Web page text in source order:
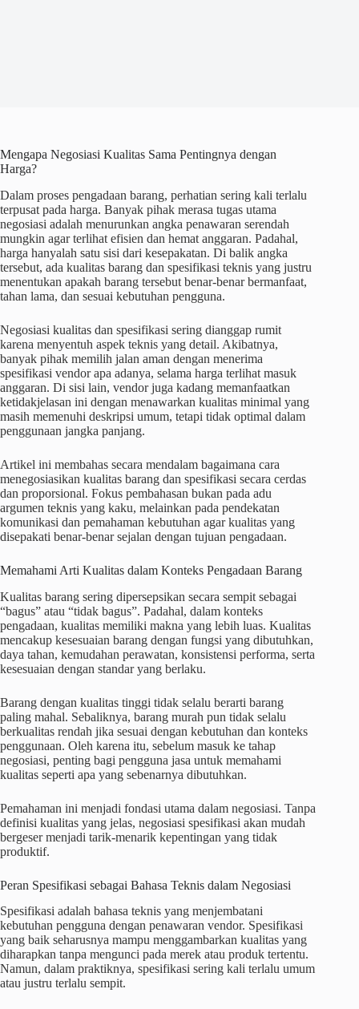
Mengapa Negosiasi Kualitas Sama Pentingnya dengan
Harga?
Dalam proses pengadaan barang, perhatian sering kali terlalu
terpusat pada harga. Banyak pihak merasa tugas utama
negosiasi adalah menurunkan angka penawaran serendah
mungkin agar terlihat efisien dan hemat anggaran. Padahal,
harga hanyalah satu sisi dari kesepakatan. Di balik angka
tersebut, ada kualitas barang dan spesifikasi teknis yang justru
menentukan apakah barang tersebut benar-benar bermanfaat,
tahan lama, dan sesuai kebutuhan pengguna.
Negosiasi kualitas dan spesifikasi sering dianggap rumit
karena menyentuh aspek teknis yang detail. Akibatnya,
banyak pihak memilih jalan aman dengan menerima
spesifikasi vendor apa adanya, selama harga terlihat masuk
anggaran. Di sisi lain, vendor juga kadang memanfaatkan
ketidakjelasan ini dengan menawarkan kualitas minimal yang
masih memenuhi deskripsi umum, tetapi tidak optimal dalam
penggunaan jangka panjang.
Artikel ini membahas secara mendalam bagaimana cara
menegosiasikan kualitas barang dan spesifikasi secara cerdas
dan proporsional. Fokus pembahasan bukan pada adu
argumen teknis yang kaku, melainkan pada pendekatan
komunikasi dan pemahaman kebutuhan agar kualitas yang
disepakati benar-benar sejalan dengan tujuan pengadaan.
Memahami Arti Kualitas dalam Konteks Pengadaan Barang
Kualitas barang sering dipersepsikan secara sempit sebagai
“bagus” atau “tidak bagus”. Padahal, dalam konteks
pengadaan, kualitas memiliki makna yang lebih luas. Kualitas
mencakup kesesuaian barang dengan fungsi yang dibutuhkan,
daya tahan, kemudahan perawatan, konsistensi performa, serta
kesesuaian dengan standar yang berlaku.
Barang dengan kualitas tinggi tidak selalu berarti barang
paling mahal. Sebaliknya, barang murah pun tidak selalu
berkualitas rendah jika sesuai dengan kebutuhan dan konteks
penggunaan. Oleh karena itu, sebelum masuk ke tahap
negosiasi, penting bagi pengguna jasa untuk memahami
kualitas seperti apa yang sebenarnya dibutuhkan.
Pemahaman ini menjadi fondasi utama dalam negosiasi. Tanpa
definisi kualitas yang jelas, negosiasi spesifikasi akan mudah
bergeser menjadi tarik-menarik kepentingan yang tidak
produktif.
Peran Spesifikasi sebagai Bahasa Teknis dalam Negosiasi
Spesifikasi adalah bahasa teknis yang menjembatani
kebutuhan pengguna dengan penawaran vendor. Spesifikasi
yang baik seharusnya mampu menggambarkan kualitas yang
diharapkan tanpa mengunci pada merek atau produk tertentu.
Namun, dalam praktiknya, spesifikasi sering kali terlalu umum
atau justru terlalu sempit.